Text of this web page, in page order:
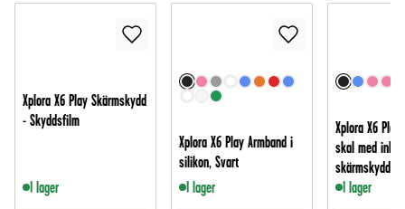
Xplora X6 Play Skärmskydd
- Skyddsfilm
I lager
Xplora X6 Play Armband i
silikon, Svart
I lager
Xplora X6
skal med
skärmskydd,
I lager